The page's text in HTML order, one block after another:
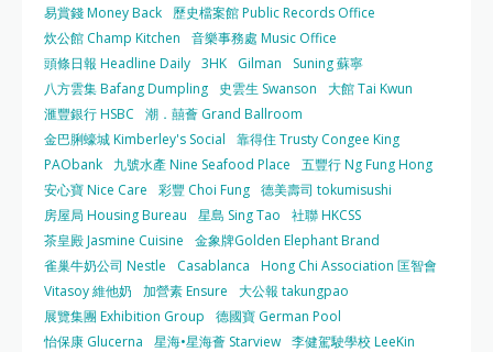
易賞錢 Money Back
歷史檔案館 Public Records Office
炊公館 Champ Kitchen
音樂事務處 Music Office
頭條日報 Headline Daily 3HK Gilman
Suning 蘇寧
八方雲集 Bafang Dumpling
史雲生 Swanson
大館 Tai Kwun
滙豐銀行 HSBC
潮．囍薈 Grand Ballroom
金巴脷蠔城 Kimberley's Social
靠得住 Trusty Congee King
PAObank
九號水產 Nine Seafood Place
五豐行 Ng Fung Hong
安心寶 Nice Care
彩豐 Choi Fung 德美壽司 tokumisushi
房屋局 Housing Bureau
星島 Sing Tao
社聯 HKCSS
茶皇殿 Jasmine Cuisine
金象牌Golden Elephant Brand
雀巢牛奶公司 Nestle
Casablanca
Hong Chi Association 匡智會
Vitasoy 維他奶
加營素 Ensure
大公報 takungpao
展覽集團 Exhibition Group
德國寶 German Pool
怡保康 Glucerna
星海•星海薈 Starview 李健駕駛學校 LeeKin